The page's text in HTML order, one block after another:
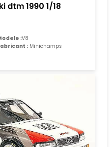
dtm 1990 1/18
:V8
: Minichamps